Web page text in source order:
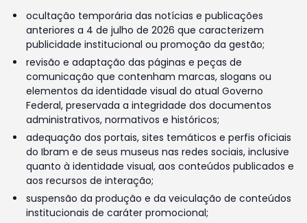
ocultação temporária das notícias e publicações
anteriores a 4 de julho de 2026 que caracterizem
publicidade institucional ou promoção da gestão;
revisão e adaptação das páginas e peças de
comunicação que contenham marcas, slogans ou
elementos da identidade visual do atual Governo
Federal, preservada a integridade dos documentos
administrativos, normativos e históricos;
adequação dos portais, sites temáticos e perfis oficiais
do Ibram e de seus museus nas redes sociais, inclusive
quanto à identidade visual, aos conteúdos publicados e
aos recursos de interação;
suspensão da produção e da veiculação de conteúdos
institucionais de caráter promocional;